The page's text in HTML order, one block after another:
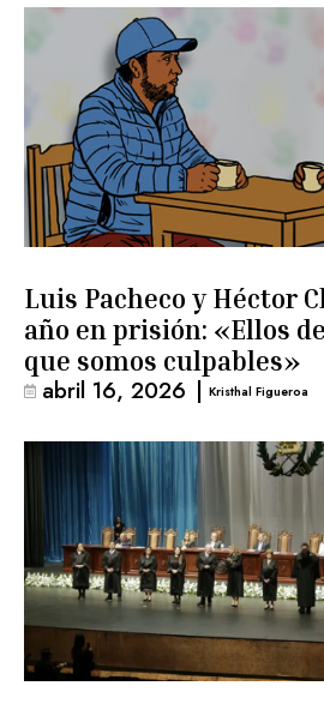
Luis Pacheco y Héctor
año en prisión: «Ellos
que somos culpables»
abril 16, 2026 | Kristhal Figueroa